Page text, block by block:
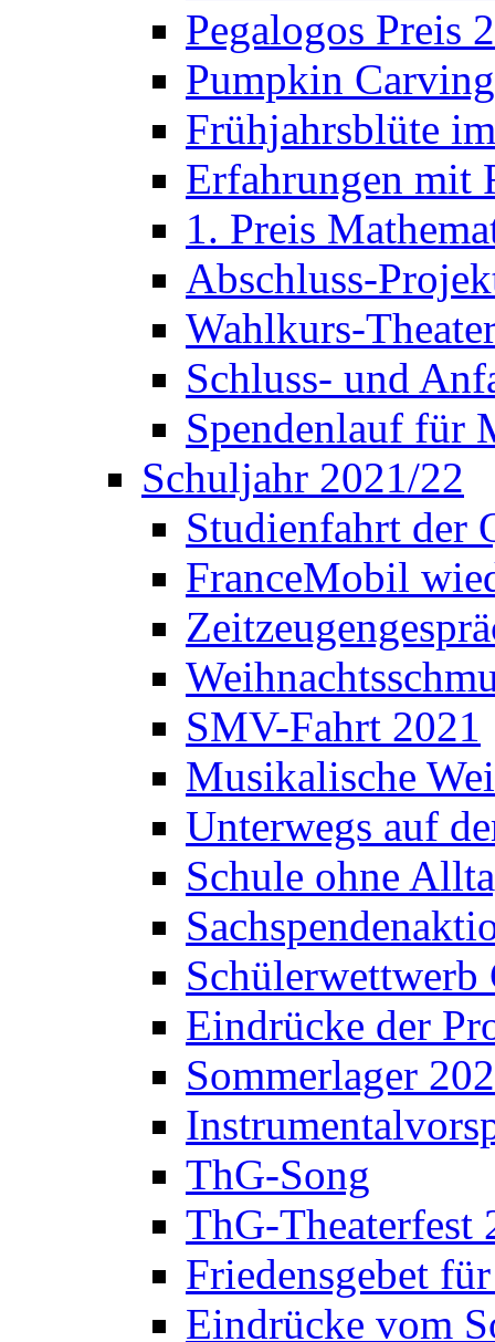
Pegalogos Preis
Pumpkin
Frühjahrsblüte
Erfahrungen mit
1. Preis
Abschluss-
Wahlkurs-
Schluss- und
Spendenlauf für
Schuljahr 2021/22
Studienfahrt der
FranceMobil
SMV-Fahrt 2021
Musikalische
Unterwegs auf
Schule ohne
Schülerwettwerb
Eindrücke der
Sommerlager
ThG-Song
ThG-Theaterfest
Friedensgebet
Eindrücke vom